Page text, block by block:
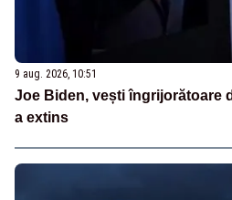
9 aug. 2026, 10:51
Joe Biden, vești îngrijorătoare
a extins